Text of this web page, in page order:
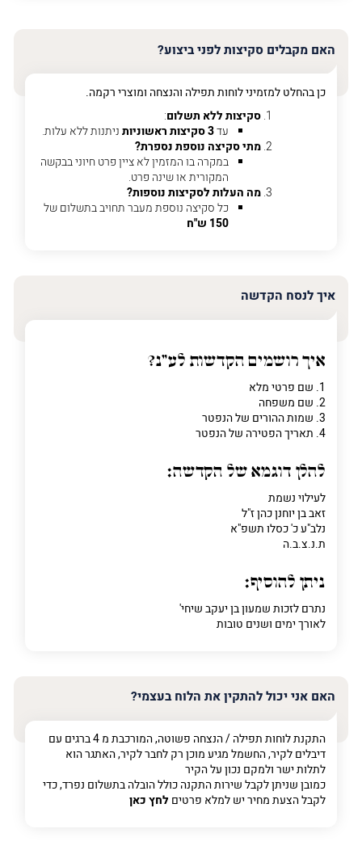
שלך
טלפון (חובה)
האם מקבלים סקיצות לפני ביצוע?
כן בהחלט למזמיני לוחות תפילה והנצחה ומוצרי רקמה.
סקיצות ללא תשלום:
עד3 סקיצות ראשוניות
ניתנות ללא עלות.
מתי סקיצה נוספת נספרת?
במקרה בו המזמין לא ציין פרט חיוני בבקשה
המקורית או שינה פרט.
מה העלות לסקיצות נוספות?
כל סקיצה נוספת מעבר תחויב בתשלום של
150 ש"ח
איך לנסח הקדשה
איך רושמים הקדשות לע"נ?
1. שם פרטי מלא
2. שם משפחה
3. שמות ההורים של הנפטר
4. תאריך הפטירה של הנפטר
להלן דוגמא של הקדשה:
לעילוי נשמת
זאב בן יוחנן כהן ז"ל
נלב"ע כ' כסלו תשפ"א
ת.נ.צ.ב.ה
ניתן להוסיף:
נתרם לזכות שמעון בן יעקב שיחי'
לאורך ימים ושנים טובות
האם אני יכול להתקין את הלוח בעצמי?
התקנת לוחות תפילה / הנצחה פשוטה, המורכבת מ 4 ברגים עם
דיבלים לקיר, החשמל מגיע מוכן רק לחבר לקיר, האתגר הוא
לתלות ישר ולמקם נכון על הקיר
כמובן שניתן לקבל שירות התקנה כולל הובלה בתשלום נפרד, כדי
לקבל הצעת מחיר יש למלא פרטים לחץ כאן